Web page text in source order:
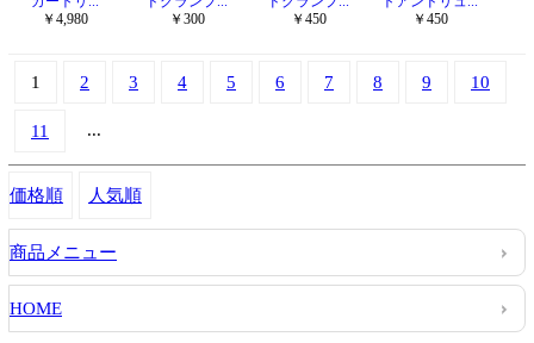
￥4,980
￥300
￥450
￥450
1 2 3 4 5 6 7 8 9 10
11 ...
価格順 人気順
商品メニュー
HOME